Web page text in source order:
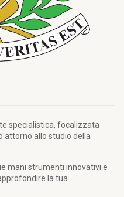
specialistica, focalizzata
attorno allo studio della
mani strumenti innovativi e
la tua